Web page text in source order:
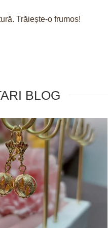
Trăiește-o frumos!
BLOG